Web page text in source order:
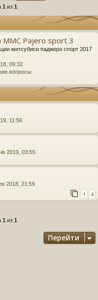
1 из 1
MMC Pajero sport 3
митсубиси паджеро спорт 2017
09:32
вопросы
11:56
2019, 03:55
2018, 21:59
1 2
1 из 1
Перейти